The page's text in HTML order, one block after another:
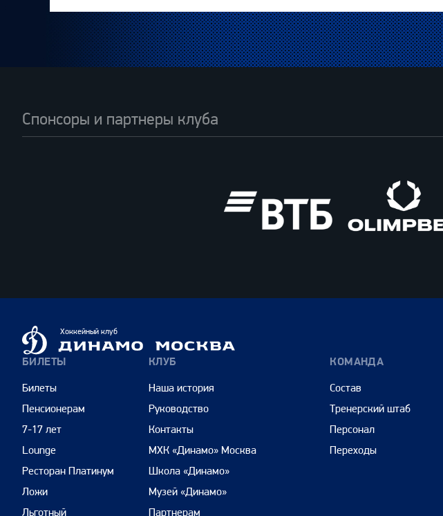
Спонсоры и партнеры клуба
Динамо
Москва
Хоккейный клуб
БИЛЕТЫ
Билеты
Пенсионерам
7-17 лет
Lounge
Ресторан Платинум
Ложи
Льготный
КЛУБ
Наша история
Руководство
Контакты
МХК «Динамо» Москва
Школа «Динамо»
Музей «Динамо»
Партнерам
КОМАНДА
Состав
Тренерский штаб
Персонал
Переходы